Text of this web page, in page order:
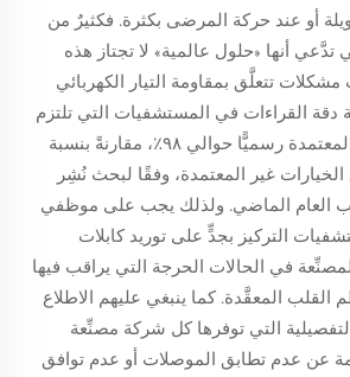
أو عند حركة المرضى بكثرة. فكثيرٌ من
تدَّعي أنها «حلول عالمية» لا تجتاز هذه
مشكلات تتعلَّق بمقاومة التيار الكهربائي
دقة القراءات في المستشفيات التي تلتزم
بمجموعات الكابلات المعتمدة رسميًّا حوالي ٩٨٪، مقارنةً بنسبة
فقط مع الخيارات غير المعتمدة، وفقًا لبحث نُشِر
العام الماضي. ولذلك يجب على موظفي
التركيز بجدٍّ على توريد كابلات
في الحالات الحرجة التي يراقب فيها
القلب المعقَّدة. كما ينبغي عليهم الاطلاع
التي توفرها كل شركة مصنِّعة
عن عدم تطابق الموصلات أو عدم توافق